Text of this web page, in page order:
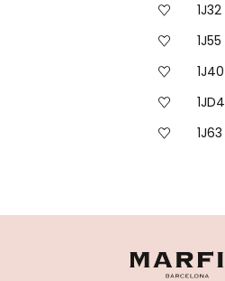
1J32
1J55
1J40
1JD4
1J63